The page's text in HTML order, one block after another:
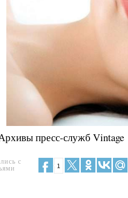
пресс-служб Vintage
с
1